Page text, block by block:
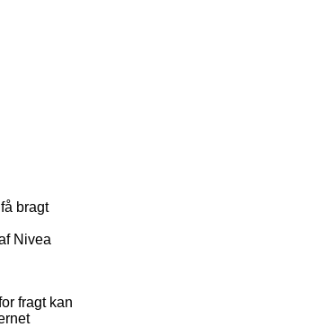
bragt
Nivea
fragt kan